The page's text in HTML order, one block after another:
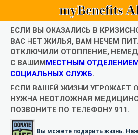
myBenefits
ЕСЛИ ВЫ ОКАЗАЛИСЬ В
ВАС НЕТ ЖИЛЬЯ, ВАМ НЕЧЕМ
ОТКЛЮЧИЛИ ОТОПЛЕНИЕ,
С ВАШИММЕСТНЫМ
СОЦИАЛЬНЫХ СЛУЖБ.
ЕСЛИ ВАШЕЙ ЖИЗНИ УГРОЖАЕТ
НУЖНА НЕОТЛОЖНАЯ
ПОЗВОНИТЕ ПО ТЕЛЕФОНУ 911.
Вы можете подарить жизнь.